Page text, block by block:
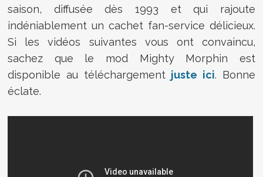
saison, diffusée dès 1993 et qui rajoute
indéniablement un cachet fan-service délicieux.
Si les vidéos suivantes vous ont convaincu,
sachez que le mod Mighty Morphin est
disponible au téléchargement juste ici. Bonne
éclate.